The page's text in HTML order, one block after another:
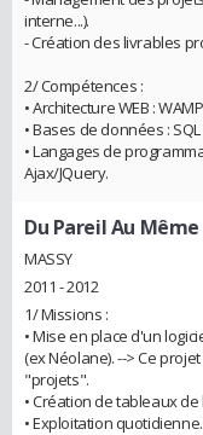
interne...).
- Création des livrables
2/ Compétences :
• Architecture WEB :
• Bases de données :
• Langages de
Ajax/JQuery.
Du Pareil Au Même
MASSY
2011 - 2012
1/ Missions :
• Mise en place d'un
(ex Néolane). --> Ce
"projets".
• Création de tableaux
• Exploitation quotidienne.